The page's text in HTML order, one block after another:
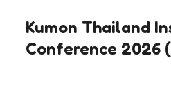
Kumon Thailand
Conference 2026